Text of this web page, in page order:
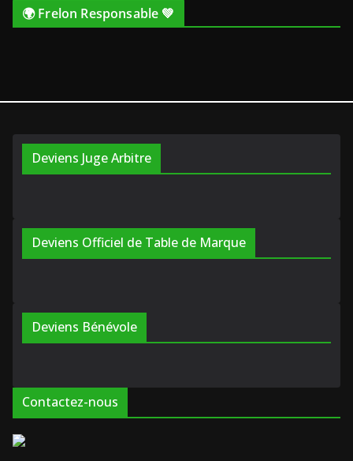
🌍 Frelon Responsable 💚
Deviens Juge Arbitre
Deviens Officiel de Table de Marque
Deviens Bénévole
Contactez-nous